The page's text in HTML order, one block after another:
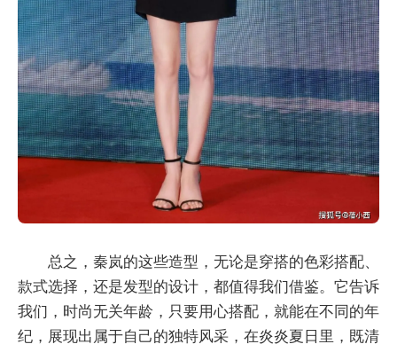
总之，秦岚的这些造型，无论是穿搭的色彩搭配、
款式选择，还是发型的设计，都值得我们借鉴。它告诉
我们，时尚无关年龄，只要用心搭配，就能在不同的年
纪，展现出属于自己的独特风采，在炎炎夏日里，既清